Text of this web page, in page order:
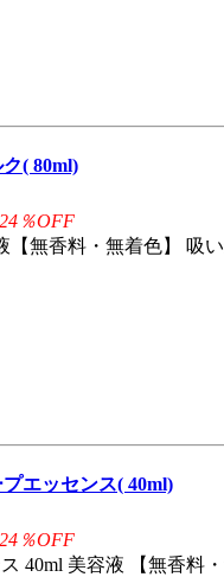
( 80ml)
24％OFF
【無香料・無着色】 吸
エッセンス( 40ml)
24％OFF
40ml 美容液 【無香料